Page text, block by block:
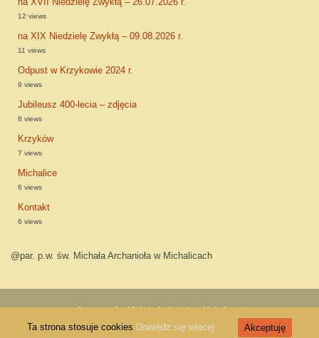
na XVII Niedzielę Zwykłą – 26.07.2026 r.
12 views
na XIX Niedzielę Zwykłą – 09.08.2026 r.
11 views
Odpust w Krzykowie 2024 r.
9 views
Jubileusz 400-lecia – zdjęcia
8 views
Krzyków
7 views
Michalice
6 views
Kontakt
6 views
@par. p.w. św. Michała Archanioła w Michalicach
©par. p.w. św. Michała Archanioła w Michalicach
W oparciu o Tempera&WordPress.
Ta strona stosuje cookies Dowiedz się więcej Akceptuję